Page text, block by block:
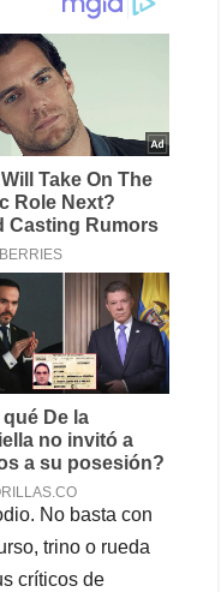
No basta con
trino o rueda
críticos de